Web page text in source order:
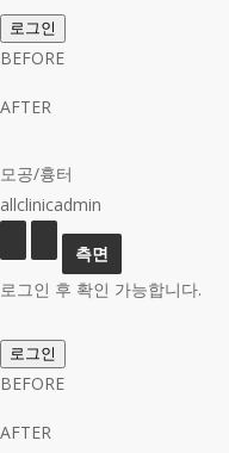
로그인
BEFORE
AFTER
모공/흉터
allclinicadmin
로그인 후 확인 가능합니다.
로그인
BEFORE
AFTER